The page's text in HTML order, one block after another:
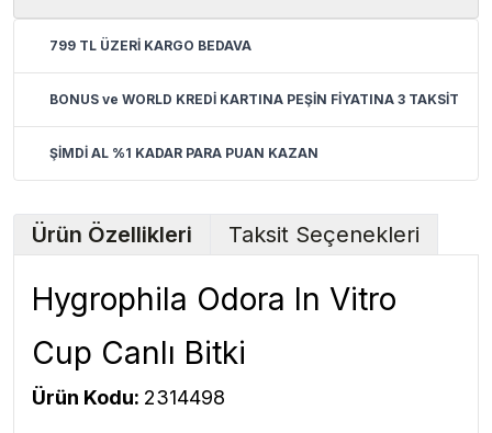
799 TL ÜZERİ KARGO BEDAVA
BONUS ve WORLD KREDİ KARTINA PEŞİN FİYATINA 3 TAKSİT
ŞİMDİ AL %1 KADAR PARA PUAN KAZAN
Ürün Özellikleri Taksit Seçenekleri
Hygrophila Odora In Vitro
Cup Canlı Bitki
Ürün Kodu: 2314498